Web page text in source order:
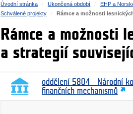
Úvodní stránka Ukončená období
EHP a
Schválené projekty
Rámce a možnosti
Rámce a možnosti
a strategií
oddělení 5804 - Národní
finančních mechanismů